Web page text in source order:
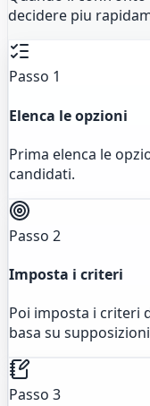
decidere piu
Passo 1
Elenca le opzioni
Prima elenca le
candidati.
Passo 2
Imposta i criteri
Poi imposta i criteri
basa su
Passo 3